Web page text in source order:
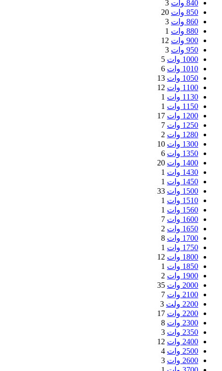
840 وات
3
850 وات
20
860 وات
3
880 وات
1
900 وات
12
950 وات
3
1000 وات
5
1010 وات
6
1050 وات
13
1100 وات
12
1130 وات
1
1150 وات
1
1200 وات
17
1250 وات
7
1280 وات
2
1300 وات
10
1350 وات
6
1400 وات
20
1430 وات
1
1450 وات
1
1500 وات
33
1510 وات
1
1560 وات
1
1600 وات
7
1650 وات
2
1700 وات
8
1750 وات
1
1800 وات
12
1850 وات
1
1900 وات
2
2000 وات
35
2100 وات
7
2200 ولت
3
2200 وات
17
2300 وات
8
2350 وات
3
2400 وات
12
2500 وات
4
2600 وات
3